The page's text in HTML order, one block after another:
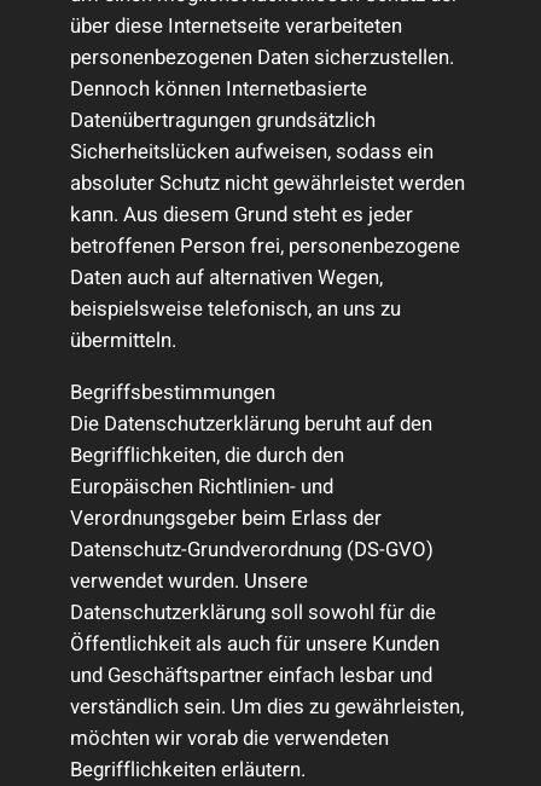
über diese Internetseite verarbeiteten
personenbezogenen Daten sicherzustellen.
Dennoch können Internetbasierte
Datenübertragungen grundsätzlich
Sicherheitslücken aufweisen, sodass ein
absoluter Schutz nicht gewährleistet werden
kann. Aus diesem Grund steht es jeder
betroffenen Person frei, personenbezogene
Daten auch auf alternativen Wegen,
beispielsweise telefonisch, an uns zu
übermitteln.
Begriffsbestimmungen
Die Datenschutzerklärung beruht auf den
Begrifflichkeiten, die durch den
Europäischen Richtlinien- und
Verordnungsgeber beim Erlass der
Datenschutz-Grundverordnung (DS-GVO)
verwendet wurden. Unsere
Datenschutzerklärung soll sowohl für die
Öffentlichkeit als auch für unsere Kunden
und Geschäftspartner einfach lesbar und
verständlich sein. Um dies zu gewährleisten,
möchten wir vorab die verwendeten
Begrifflichkeiten erläutern.